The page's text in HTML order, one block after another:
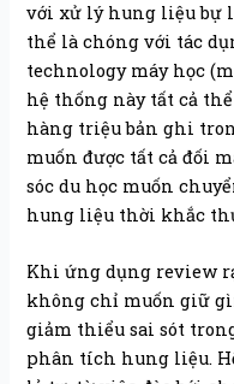
với xử lý hung liệu bự
thể là chóng với tác
technology máy học
hệ thống này tất cả
hàng triệu bản ghi
muốn được tất cả đối
sóc du học muốn
hung liệu thời khắc
Khi ứng dụng review
không chỉ muốn giữ
giảm thiểu sai sót
phân tích hung liệu.